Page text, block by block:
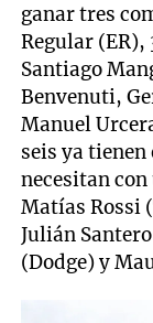
ganar tres
Regular (ER),
Santiago
Benvenuti,
Manuel
seis ya
necesitan
Matías Rossi
Julián
(Dodge) y